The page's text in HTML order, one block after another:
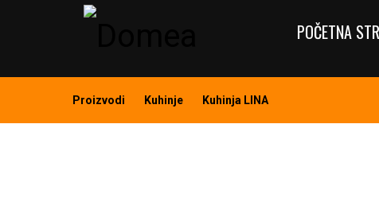
POČETNA
Proizvodi Kuhinje Kuhinja LINA